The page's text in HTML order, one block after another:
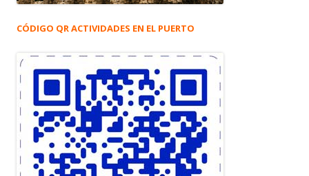
CÓDIGO QR ACTIVIDADES EN EL PUERTO